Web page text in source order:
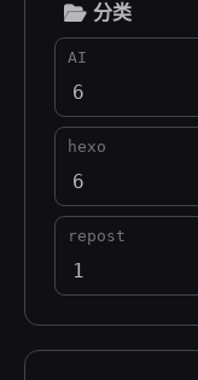
分类
AI
6
hexo
6
repost
1